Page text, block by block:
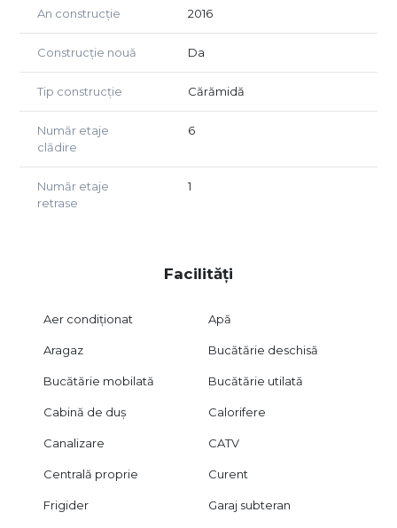
An construcție 2016
Construcție nouă Da
Tip construcție Cărămidă
Număr etaje
clădire
6
Număr etaje
retrase
1
Facilități
Aer condiționat Apă
Aragaz Bucătărie deschisă
Bucătărie mobilată Bucătărie utilată
Cabină de duș Calorifere
Canalizare CATV
Centrală proprie Curent
Frigider Garaj subteran